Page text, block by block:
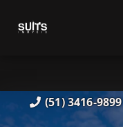
(51) 3416-9899